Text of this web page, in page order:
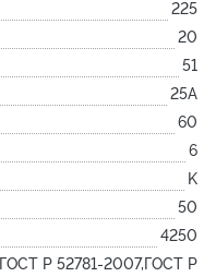
225
20
51
25А
60
6
K
50
4250
ГОСТ Р 52781-2007,ГОСТ Р